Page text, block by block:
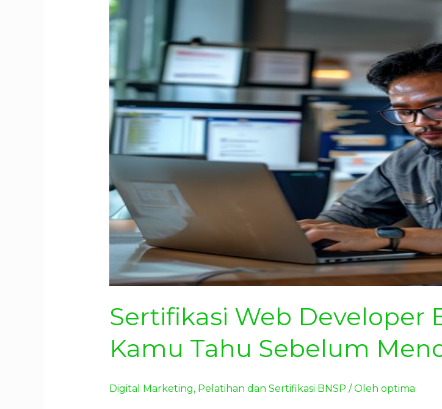
Sertifikasi Web Developer
Kamu Tahu Sebelum
Digital Marketing, Pelatihan dan Sertifikasi BNSP / Oleh optima
BNSP
Apa
yang
Kamu
Tahu
Sebelum
Mendaftar